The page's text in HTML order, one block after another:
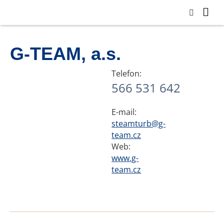
G-TEAM, a.s.
Telefon:
566 531 642
E-mail:
steamturb@g-
team.cz
Web:
www.g-
team.cz